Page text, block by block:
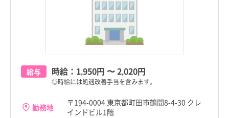
給与 時給： 1,950円 〜2,020円
◎時給には処遇改善手当を含みます。
勤務地
〒194-0004 東京都町田市鶴間8-4-30 クレ
インドビル1階